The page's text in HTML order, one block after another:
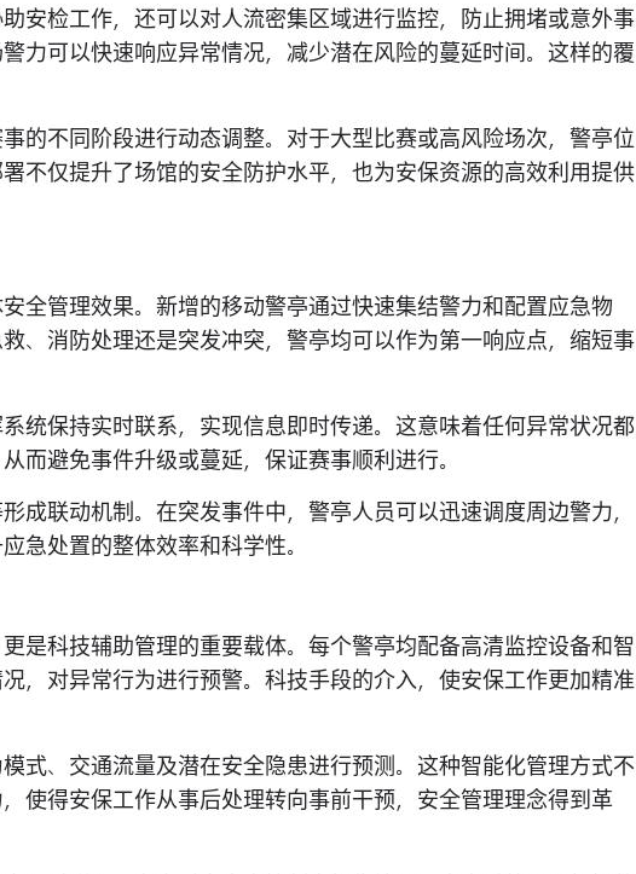
安检工作，还可以对人流密集区域进行监控，防止拥堵或意外事
力可以快速响应异常情况，减少潜在风险的蔓延时间。这样的覆
的不同阶段进行动态调整。对于大型比赛或高风险场次，警亭位
不仅提升了场馆的安全防护水平，也为安保资源的高效利用提供
全管理效果。新增的移动警亭通过快速集结警力和配置应急物
、消防处理还是突发冲突，警亭均可以作为第一响应点，缩短事
统保持实时联系，实现信息即时传递。这意味着任何异常状况都
而避免事件升级或蔓延，保证赛事顺利进行。
成联动机制。在突发事件中，警亭人员可以迅速调度周边警力，
急处置的整体效率和科学性。
是科技辅助管理的重要载体。每个警亭均配备高清监控设备和智
，对异常行为进行预警。科技手段的介入，使安保工作更加精准
式、交通流量及潜在安全隐患进行预测。这种智能化管理方式不
使得安保工作从事后处理转向事前干预，安全管理理念得到革